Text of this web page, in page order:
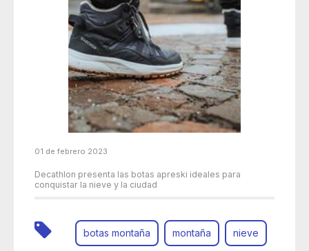
01 de febrero 2023
Decathlon presenta las botas apreski ideales para
conquistar la nieve y la ciudad
botas montaña montaña nieve